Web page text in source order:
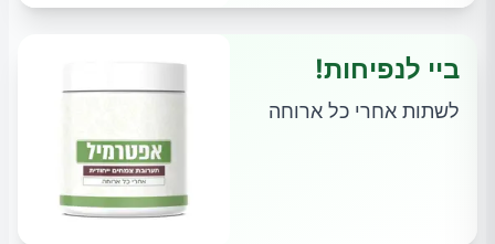
ביי לנפיחות!
לשתות אחרי כל ארוחה